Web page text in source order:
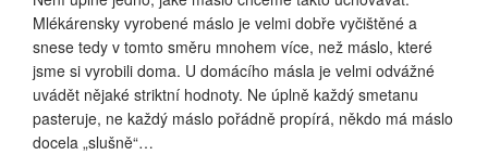
Mlékárensky vyrobené máslo je velmi dobře vyčištěné a
snese tedy v tomto směru mnohem více, než máslo, které
jsme si vyrobili doma. U domácího másla je velmi odvážné
uvádět nějaké striktní hodnoty. Ne úplně každý smetanu
pasteruje, ne každý máslo pořádně propírá, někdo má máslo
docela „slušně“…